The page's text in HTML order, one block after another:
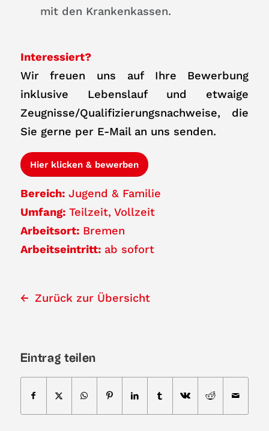
mit den Krankenkassen.
Interessiert?
Wir freuen uns auf Ihre Bewerbung
inklusive Lebenslauf und etwaige
Zeugnisse/Qualifizierungsnachweise, die
Sie gerne per E-Mail an uns senden.
Hier klicken & bewerben
Bereich: Jugend & Familie
Umfang: Teilzeit Vollzeit
Arbeitsort: Bremen
Arbeitseintritt: ab sofort
Zurück zur Übersicht
Eintrag teilen